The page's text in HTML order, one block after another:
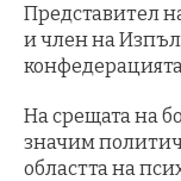
Представител
и член на
На срещата на
значим
областта на